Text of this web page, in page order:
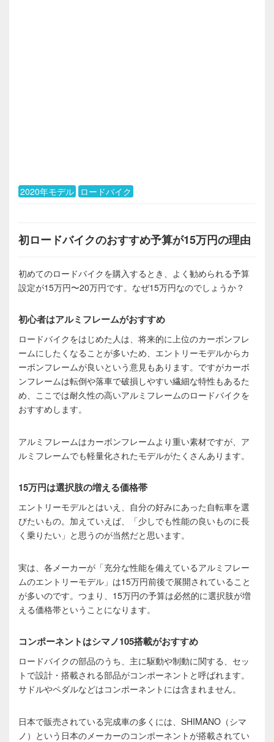
2020年モデル ロードバイク
初ロードバイクのおすすめ予算が15万円の理由
初めてのロードバイクを購入するとき、よく勧められる予算
設定が15万円〜20万円です。なぜ15万円なのでしょうか？
初心者はアルミフレームがおすすめ
ロードバイクをはじめた人は、将来的に上位のカーボンフレ
ームにしたくなることが多いため、エントリーモデルからカ
ーボンフレームが良いという意見もあります。ですがカーボ
ンフレームは転倒や落車で破損しやすい繊細な特性もあるた
め、ここでは耐久性の高いアルミフレームのロードバイクを
おすすめします。
アルミフレームはカーボンフレームより重い素材ですが、ア
ルミフレームでも軽量化されたモデルがたくさんあります。
15万円は選択肢の増える価格帯
エントリーモデルとはいえ、自分の好みにあった自転車を選
びたいもの。加えていえば、「少しでも性能の良いものに長
く乗りたい」と思うのが当然だと思います。
実は、各メーカーが「充分な性能を備えているアルミフレー
ムのエントリーモデル」は15万円前後で展開されていること
が多いのです。つまり、15万円の予算は必然的に選択肢が増
える価格帯ということになります。
コンポーネントはシマノ105搭載がおすすめ
ロードバイクの部品のうち、主に駆動や制動に関する、セッ
トで設計・搭載される部品がコンポーネントと呼ばれます。
サドルやペダルなどはコンポーネントには含まれません。
日本で販売されている完成車の多くには、SHIMANO（シマ
ノ）という日本のメーカーのコンポーネントが搭載されてい